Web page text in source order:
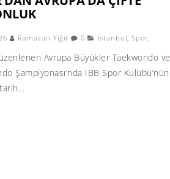
Ramazan Yiğit 0 İstanbul, Spor,
Avrupa Büyükler Taekwondo ve
Şampiyonası’nda İBB Spor Kulübü’nün